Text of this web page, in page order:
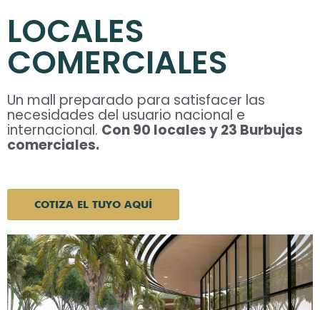
LOCALES
COMERCIALES
Un mall preparado para satisfacer las
necesidades del usuario nacional e
internacional. Con 90 locales y 23 Burbujas
comerciales.
COTIZA EL TUYO AQUÍ